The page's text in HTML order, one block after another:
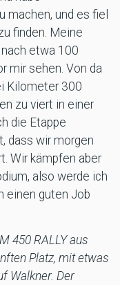
machen, und es fiel
finden. Meine
nach etwa 100
mir sehen. Von da
Kilometer 300
zu viert in einer
die Etappe
dass wir morgen
Wir kämpfen aber
also werde ich
einen guten Job
450 RALLY aus
Platz, mit etwas
Walkner. Der